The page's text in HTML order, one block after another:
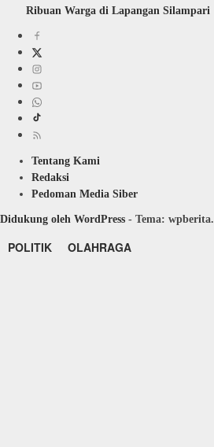
Ribuan Warga di Lapangan Silampari
Tentang Kami
Redaksi
Pedoman Media Siber
Didukung oleh WordPress - Tema: wpberita.
POLITIK OLAHRAGA